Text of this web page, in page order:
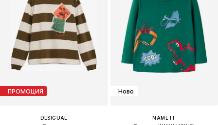
ПРОМОЦИЯ
DESIGUAL
Ново
NAME IT